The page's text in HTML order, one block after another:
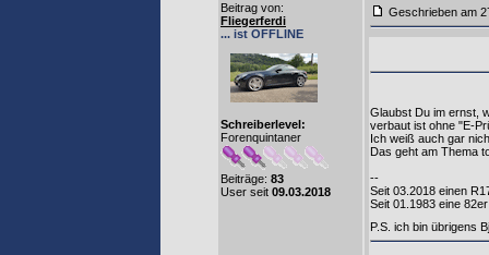
Beitrag von:
Fliegerferdi
... ist OFFLINE
Schreiberlevel:
Forenquintaner
Beiträge: 83
User seit 09.03.2018
Geschrieben am
Glaubst Du im ernst,
verbaut ist ohne "E-
Ich weiß auch gar
Das geht am Thema
--
Seit 03.2018 einen
Seit 01.1983 eine
P.S. ich bin übrigens